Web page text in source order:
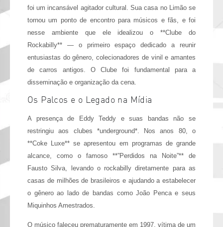
foi um incansável agitador cultural. Sua casa no Limão se
tornou um ponto de encontro para músicos e fãs, e foi
nesse ambiente que ele idealizou o **Clube do
Rockabilly** — o primeiro espaço dedicado a reunir
entusiastas do gênero, colecionadores de vinil e amantes
de carros antigos. O Clube foi fundamental para a
disseminação e organização da cena.
Os Palcos e o Legado na Mídia
A presença de Eddy Teddy e suas bandas não se
restringiu aos clubes *underground*. Nos anos 80, o
**Coke Luxe** se apresentou em programas de grande
alcance, como o famoso **”Perdidos na Noite”** de
Fausto Silva, levando o rockabilly diretamente para as
casas de milhões de brasileiros e ajudando a estabelecer
o gênero ao lado de bandas como João Penca e seus
Miquinhos Amestrados.
O músico faleceu prematuramente em 1997, vítima de um